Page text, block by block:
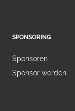
SPONSORING
Sponsoren
Sponsor werden